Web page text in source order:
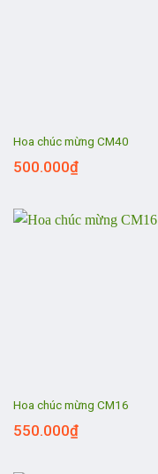
Hoa chúc mừng CM40
500.000₫
Hoa chúc mừng CM16
550.000₫